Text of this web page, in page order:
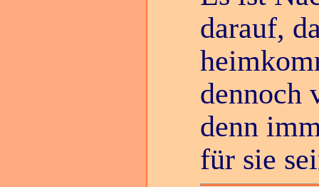
darauf,
dennoch
denn
für sie